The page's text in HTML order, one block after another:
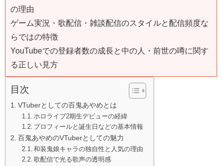
の理由
ゲーム実況・歌配信・雑談配信のスタイルと配信頻度な
らではの特徴
YouTubeでの登録者数の成長と中の人・前世の噂に関す
る正しい見方
目次
VTuberとしての百鬼あやめとは
ホロライブ2期生デビューの経緯
プロフィールと誕生日などの基本情報
百鬼あやめのVTuberとしての魅力
和装鬼娘キャラの独自性と人気の理由
歌配信で光る歌声の透明感